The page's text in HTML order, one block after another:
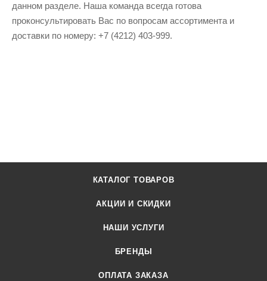
данном разделе. Наша команда всегда готова
проконсультировать Вас по вопросам ассортимента и
доставки по номеру: +7 (4212) 403-999.
КАТАЛОГ ТОВАРОВ
АКЦИИ И СКИДКИ
НАШИ УСЛУГИ
БРЕНДЫ
ОПЛАТА ЗАКАЗА